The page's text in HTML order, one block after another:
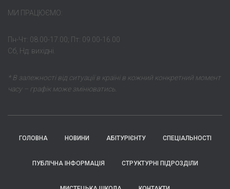
МИ ПРАЦЮЄМО:
Пн-Чт: 08.00-17.00; Пт: 09.00-16.00
Сб, Нд: вихідні.
* В залежності від ситуації в країні в кожний конкретний момент
часу – графік може змінюватись.
ГОЛОВНА НОВИНИ АБІТУРІЄНТУ СПЕЦІАЛЬНОСТІ
ПУБЛІЧНА ІНФОРМАЦІЯ СТРУКТУРНІ ПІДРОЗДІЛИ